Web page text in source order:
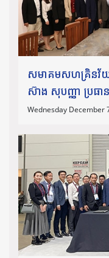
សមាគមសហគ្រិនវ័យ
ស៊ាង សុបញ្ញា ប្រធា
និង ជាប្រធានក្រុមប្
បានចូលចូលជួប និងប្រគល់ជូន
នូវពានកិត្តិយសសហគ្
លោកឯកឧត្តមប
Wednesday December